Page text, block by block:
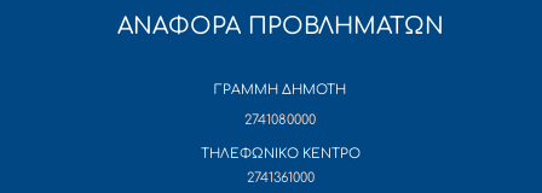
ΑΝΑΦΟΡΑ ΠΡΟΒΛΗΜΑΤΩΝ
ΓΡΑΜΜΗ ΔΗΜΟΤΗ
2741080000
ΤΗΛΕΦΩΝΙΚΟ ΚΕΝΤΡΟ
2741361000